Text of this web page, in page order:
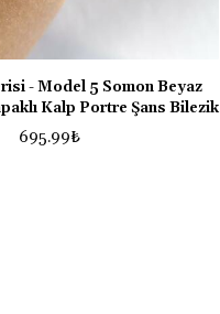
- Model 5 Somon Beyaz
Kalp Portre Şans Bilezik
695.99₺